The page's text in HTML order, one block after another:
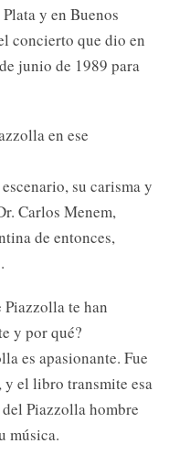
y en Buenos
concierto que dio en
junio de 1989 para
en ese
su carisma y
Carlos Menem,
de entonces,
Piazzolla te han
y por qué?
es apasionante. Fue
y el libro transmite esa
Piazzolla hombre
música.